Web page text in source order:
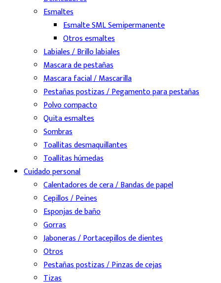
Esmaltes
Esmalte SML Semipermanente
Otros esmaltes
Labiales / Brillo labiales
Mascara de pestañas
Mascara facial / Mascarilla
Pestañas postizas / Pegamento para pestañas
Polvo compacto
Quita esmaltes
Sombras
Toallitas desmaquillantes
Toallitas húmedas
Cuidado personal
Calentadores de cera / Bandas de papel
Cepillos / Peines
Esponjas de baño
Gorras
Jaboneras / Portacepillos de dientes
Otros
Pestañas postizas / Pinzas de cejas
Tizas